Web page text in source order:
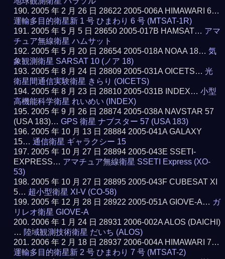
2005 年 2 月 26 日 28622 2005-006A HIMAWARI 6…
運輸多目的衛星新 1 号 ひまわり 6 号 (MTSAT-1R)
2005 年 5 月 5 日 28650 2005-017B HAMSAT… アマ
チュア無線衛星 ハムサット
2005 年 5 月 20 日 28654 2005-018A NOAA 18…気
象観測衛星 SARSAT 10 (ノア 18)
2005 年 8 月 24 日 28809 2005-031A OICETS…光
衛星間通信実験衛星 きらり (OICETS)
2005 年 8 月 23 日 28810 2005-031B INDEX…小型
高機能科学衛星 れいめい (INDEX)
2005 年 9 月 26 日 28874 2005-038A NAVSTAR 57
(USA 183)…GPS 衛星 ナブスター 57 (USA 183)
2005 年 10 月 13 日 28884 2005-041A GALAXY
15…通信衛星 ギャラクシー 15
2005 年 10 月 27 日 28894 2005-043E SSETI-
EXPRESS… アマチュア無線衛星 SSETI Express (XO-
53)
2005 年 10 月 27 日 28895 2005-043F CUBESAT XI
5… 超小型衛星 XI-V (CO-58)
2005 年 12 月 28 日 28922 2005-051A GIOVE-A… ガ
リレオ衛星 GIOVE-A
2006 年 1 月 24 日 28931 2006-002A ALOS (DAICHI)
… 陸域観測技術衛星 だいち (ALOS)
2006 年 2 月 18 日 28937 2006-004A HIMAWARI 7…
運輸多目的衛星新 2 号 ひまわり 7 号 (MTSAT-2)